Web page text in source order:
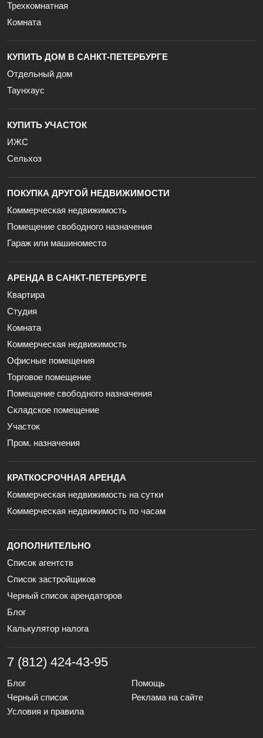
Трехкомнатная
Комната
КУПИТЬ ДОМ В САНКТ-ПЕТЕРБУРГЕ
Отдельный дом
Таунхаус
КУПИТЬ УЧАСТОК
ИЖС
Сельхоз
ПОКУПКА ДРУГОЙ НЕДВИЖИМОСТИ
Коммерческая недвижимость
Помещение свободного назначения
Гараж или машиноместо
АРЕНДА В САНКТ-ПЕТЕРБУРГЕ
Квартира
Студия
Комната
Коммерческая недвижимость
Офисные помещения
Торговое помещение
Помещение свободного назначения
Складское помещение
Участок
Пром. назначения
КРАТКОСРОЧНАЯ АРЕНДА
Коммерческая недвижимость на сутки
Коммерческая недвижимость по часам
ДОПОЛНИТЕЛЬНО
Список агентств
Список застройщиков
Черный список арендаторов
Блог
Калькулятор налога
7 (812) 424-43-95
Блог
Помощь
Черный список
Реклама на сайте
Условия и правила